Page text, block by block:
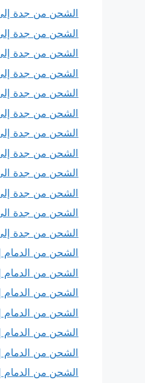
الشحن من جدة
الشحن من جدة
الشحن من جدة
الشحن من جدة
الشحن من جدة
الشحن من جدة
الشحن من جدة
الشحن من جدة إلى
الشحن من جدة
الشحن من جدة
الشحن من جدة
الشحن من جدة إلى
الشحن من الدمام
الشحن من الدمام
الشحن من الدمام
الشحن من
الشحن من الدمام
الشحن من الدمام
الشحن من الدمام